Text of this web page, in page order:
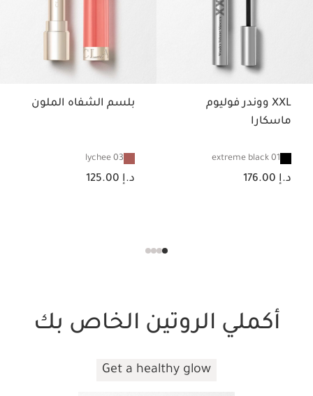
XXL ووندر فوليوم
ماسكارا
01 extreme black
السعر الحالي هو د.إ 176.00
د.إ 176.00
بلسم الشفاه الملون
03 lychee
السعر الحالي هو د.إ 125.00
د.إ 125.00
أكملي الروتين الخاص بك
Get a healthy glow